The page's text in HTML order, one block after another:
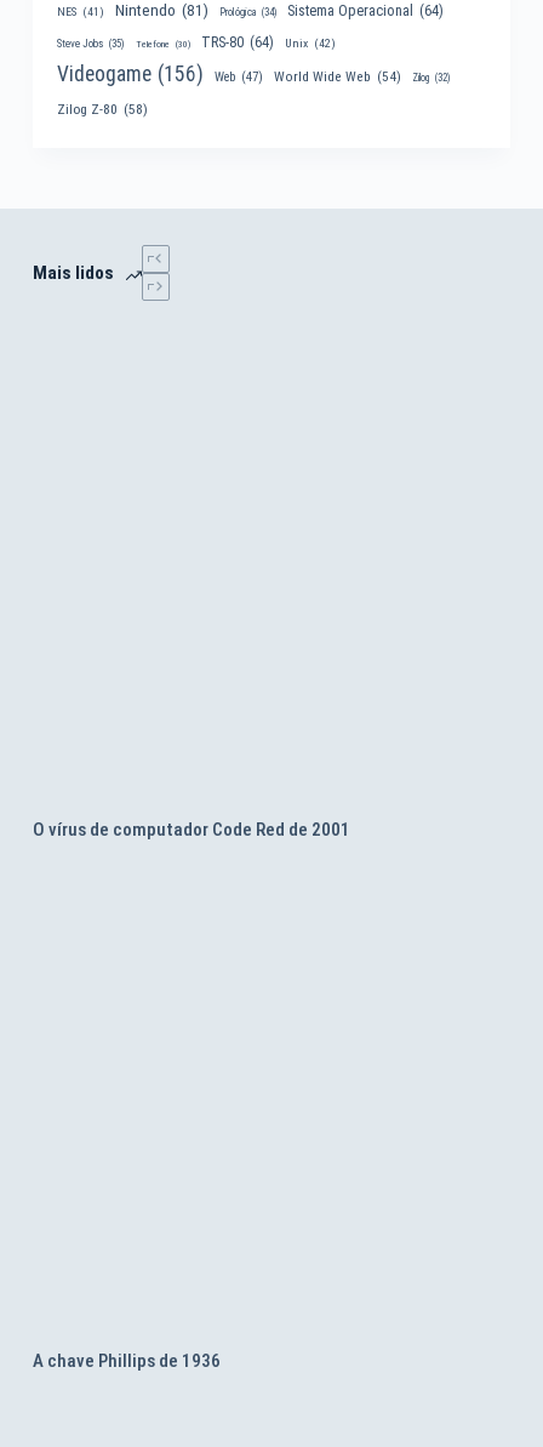
NES (41) Nintendo (81) Prológica (34) Sistema Operacional (64)
Steve Jobs (35) Telefone (30) TRS-80 (64) Unix (42)
Videogame (156) Web (47) World Wide Web (54) Zilog (32)
Zilog Z-80 (58)
Mais lidos
O vírus de computador Code Red de 2001
A chave Phillips de 1936